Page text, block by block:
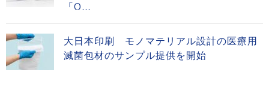
「O...
大日本印刷 モノマテリアル設計の医療用
滅菌包材のサンプル提供を開始